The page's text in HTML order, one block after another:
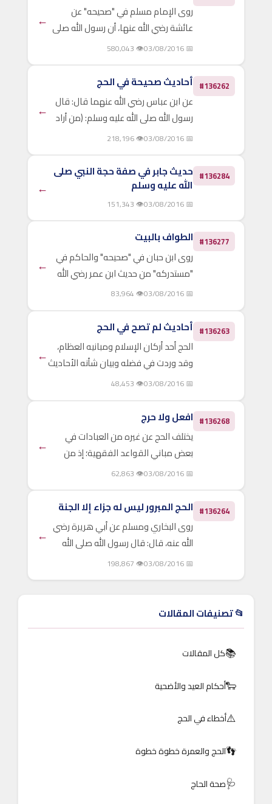
يرفث، ولم يفسق،..
روى الإمام مسلم في "صحيحه" عن
عائشة رضي الله عنها، أن رسول الله صلى
الله عليه وسلم قال: (ما من يوم أكثر أن
عرفة، وإنه ليدنو، ثم يباهي بهم الملائكة،
📅 03/08/2016
👁 580,043
←
#136262 أحاديث صحيحة في الحج
عن ابن عباس رضي الله عنهما قال: قال
رسول الله صلى الله عليه وسلم: (من أراد
الحج فليتعجل، فإنه قد يمرض المريض،
ماجه. وعن ابن عمر رضي الله عنهما عن
النبي صلى الله..
📅 03/08/2016
👁 218,196
←
#136284 حديث جابر في صفة حجة النبي صلى
الله عليه وسلم
📅 03/08/2016
👁 151,343
←
#136277 الطواف بالبيت
روى ابن حبان في "صحيحه" والحاكم في
"مستدركه" من حديث ابن عمر رضي الله
عنهما، أنه قال: (استمتعوا من هذا البيت،
الحاكم: صحيح على شرط الشيخين. وفي
"سنن..
📅 03/08/2016
👁 83,964
←
#136263 أحاديث لم تصح في الحج
الحج أحد أركان الإسلام ومبانيه العظام،
وقد وردت في فضله وبيان شأنه الأحاديث
الصحيحة الكثيرة، والتي ذكرنا بعضها في
في هذا المقال أن نرصد جملة من
الأحاديث..
📅 03/08/2016
👁 48,453
←
#136268 افعل ولا حرج
يختلف الحج عن غيره من العبادات في
بعض مباني القواعد الفقهية؛ إذ من
المعلوم أن ترْك واجب أو ركن عمداً في أي
عن غيره؛ فإن ترْك واجبٍ من واجبات الحج،
أو ركن..
📅 03/08/2016
👁 62,863
←
#136264 الحج المبرور ليس له جزاء إلا الجنة
روى البخاري ومسلم عن أبي هريرة رضي
الله عنه، قال: قال رسول الله صلى الله
عليه وسلم: (العمرة إلى العمرة كفارة ما
العمرة..
📅 03/08/2016
👁 198,867
←
📂 تصنيفات المقالات
📚كل المقالات
🐑أحكام العيد والأضحية
⚠️أخطاء في الحج
👣الحج والعمرة خطوة خطوة
🩺صحة الحاج